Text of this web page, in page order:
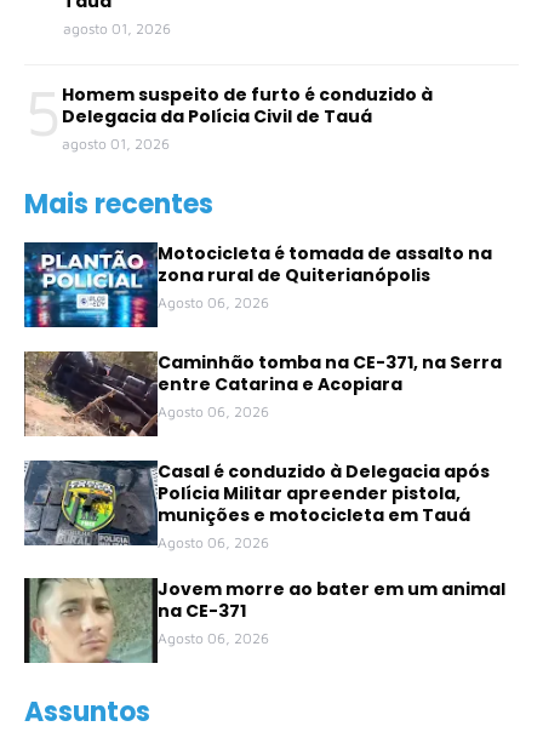
agosto 01, 2026
5 Homem suspeito de furto é conduzido à
Delegacia da Polícia Civil de Tauá
agosto 01, 2026
Mais recentes
Motocicleta é tomada de assalto na
zona rural de Quiterianópolis
Agosto 06, 2026
Caminhão tomba na CE-371, na Serra
entre Catarina e Acopiara
Agosto 06, 2026
Casal é conduzido à Delegacia após
Polícia Militar apreender pistola,
munições e motocicleta em Tauá
Agosto 06, 2026
Jovem morre ao bater em um animal
na CE-371
Agosto 06, 2026
Assuntos